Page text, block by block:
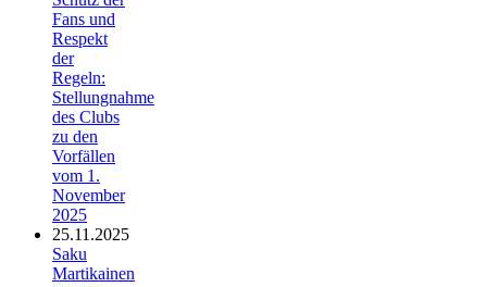
Fans und
Respekt
der
Regeln:
Stellungnahme
des Clubs
zu den
Vorfällen
vom 1.
November
2025
25.11.2025
Saku
Martikainen